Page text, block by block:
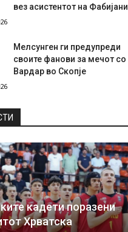
вез асистентот на Фабијани
Мелсунген ги предупреди
своите фанови за мечот со
Вардар во Скопје
кадети поразени
Хрватска